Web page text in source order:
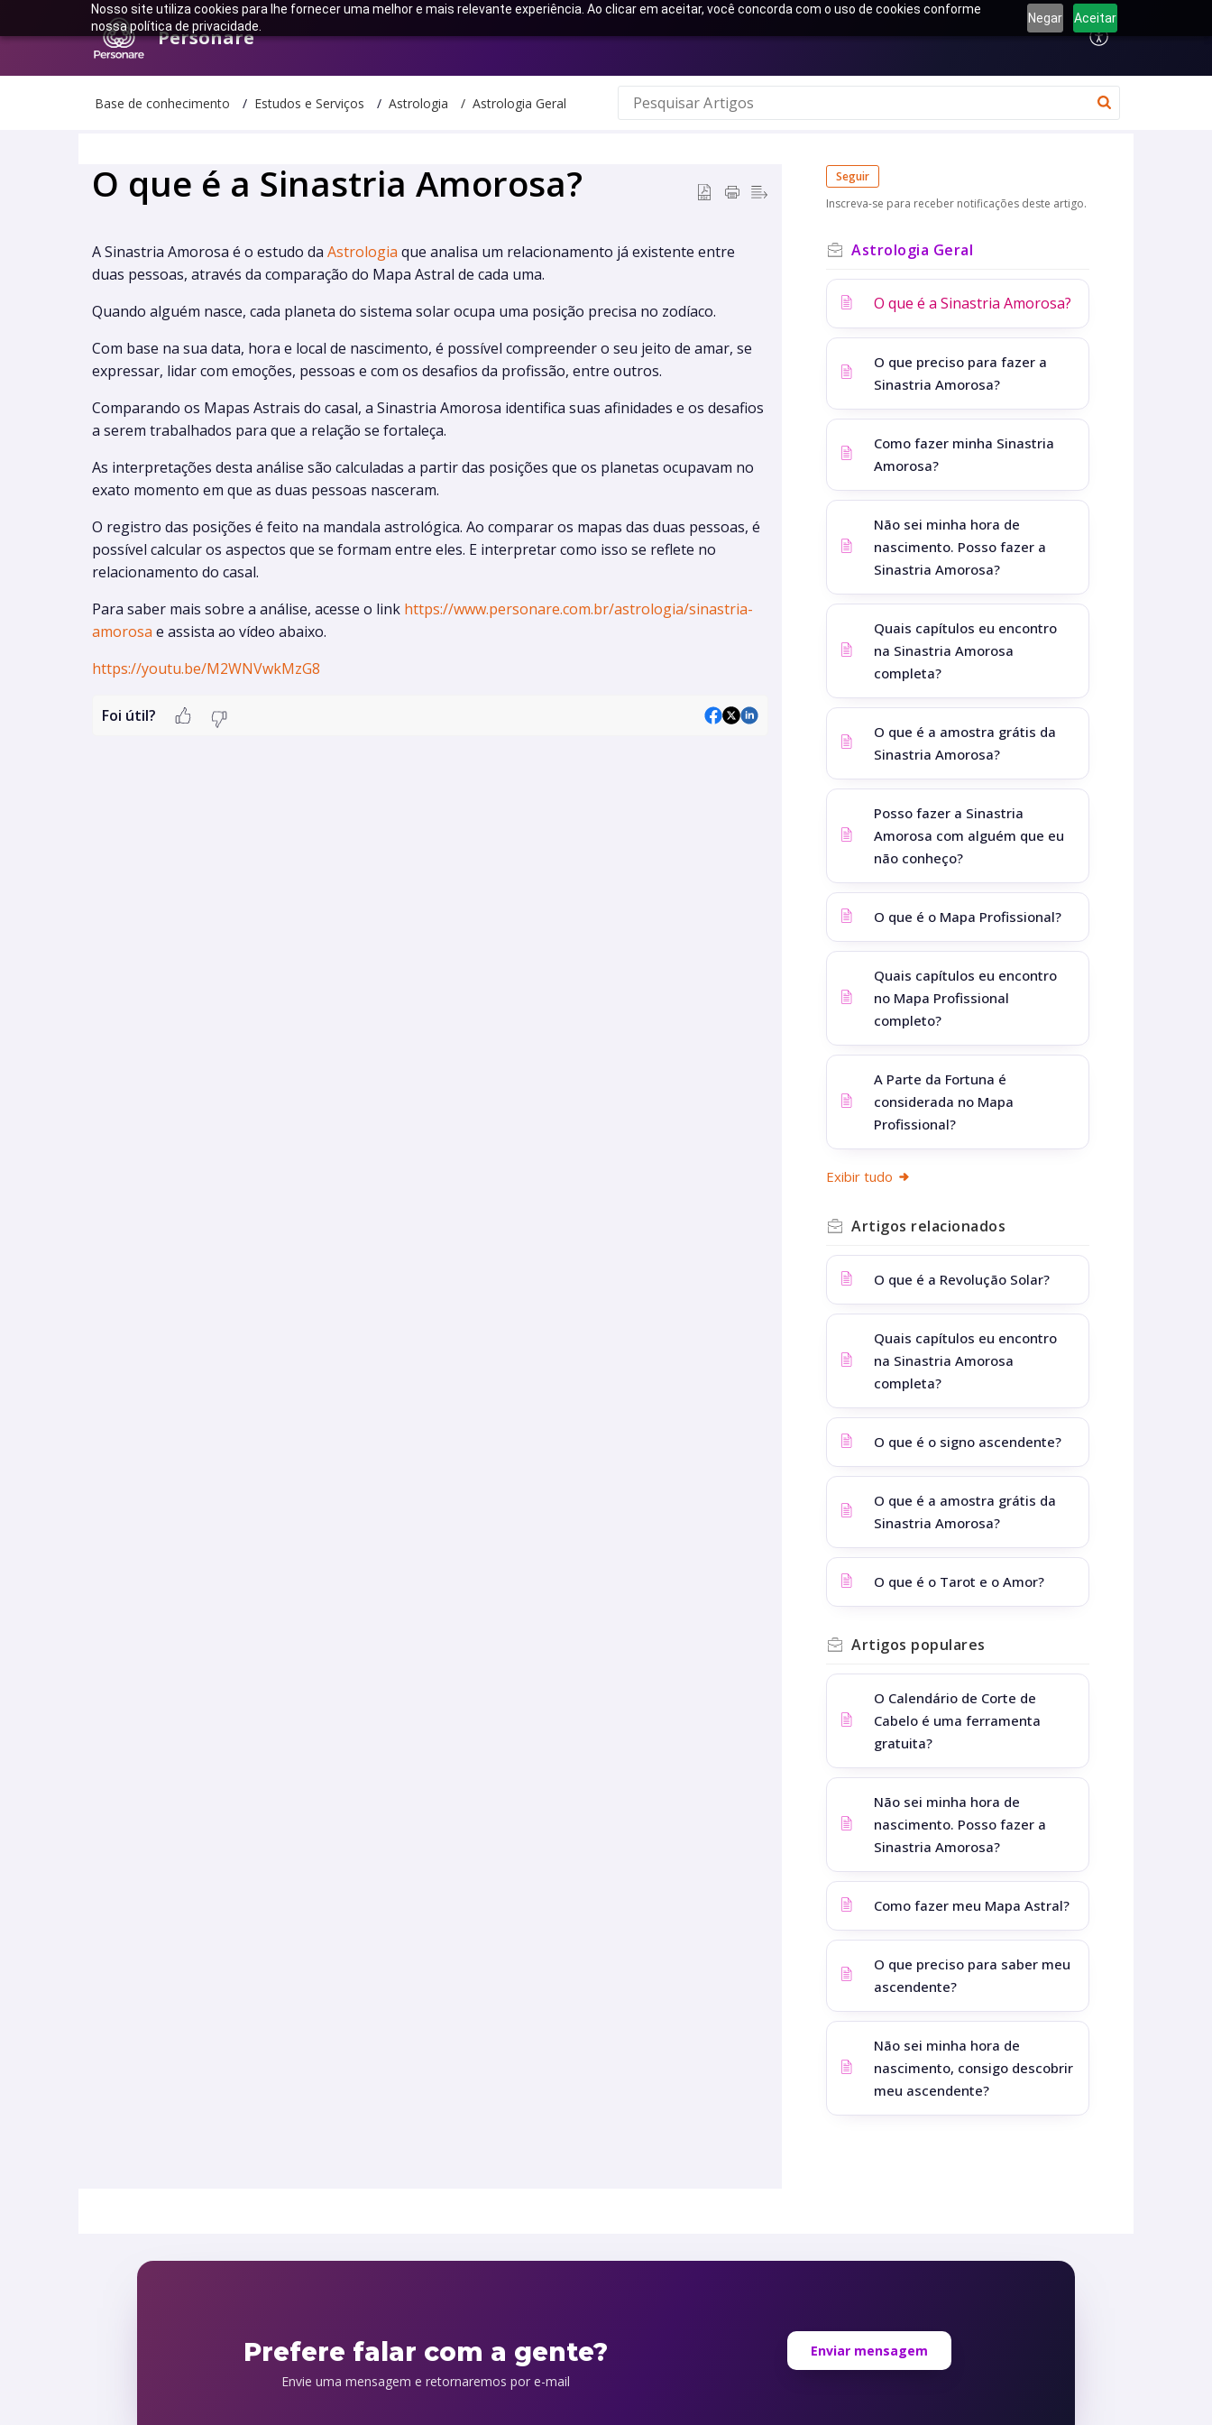
Nosso site utiliza cookies para lhe fornecer uma melhor e mais relevante experiência. Ao clicar em aceitar, você concorda com o uso de cookies conforme
nossa política de privacidade.
Negar Aceitar
Personare
Base de conhecimento Estudos e Serviços Astrologia Astrologia Geral
O que é a Sinastria Amorosa?
A Sinastria Amorosa é o estudo da Astrologia que analisa um relacionamento já existente entre
duas pessoas, através da comparação do Mapa Astral de cada uma.
Quando alguém nasce, cada planeta do sistema solar ocupa uma posição precisa no zodíaco.
Com base na sua data, hora e local de nascimento, é possível compreender o seu jeito de amar, se
expressar, lidar com emoções, pessoas e com os desafios da profissão, entre outros.
Comparando os Mapas Astrais do casal, a Sinastria Amorosa identifica suas afinidades e os desafios
a serem trabalhados para que a relação se fortaleça.
As interpretações desta análise são calculadas a partir das posições que os planetas ocupavam no
exato momento em que as duas pessoas nasceram.
O registro das posições é feito na mandala astrológica. Ao comparar os mapas das duas pessoas, é
possível calcular os aspectos que se formam entre eles. E interpretar como isso se reflete no
relacionamento do casal.
Para saber mais sobre a análise, acesse o link https://www.personare.com.br/astrologia/sinastria-
amorosa e assista ao vídeo abaixo.
https://youtu.be/M2WNVwkMzG8
Foi útil?
Seguir
Inscreva-se para receber notificações deste artigo.
Astrologia Geral
O que é a Sinastria Amorosa?
O que preciso para fazer a
Sinastria Amorosa?
Como fazer minha Sinastria
Amorosa?
Não sei minha hora de
nascimento. Posso fazer a
Sinastria Amorosa?
Quais capítulos eu encontro
na Sinastria Amorosa
completa?
O que é a amostra grátis da
Sinastria Amorosa?
Posso fazer a Sinastria
Amorosa com alguém que eu
não conheço?
O que é o Mapa Profissional?
Quais capítulos eu encontro
no Mapa Profissional
completo?
A Parte da Fortuna é
considerada no Mapa
Profissional?
Exibir tudo
Artigos relacionados
O que é a Revolução Solar?
Quais capítulos eu encontro
na Sinastria Amorosa
completa?
O que é o signo ascendente?
O que é a amostra grátis da
Sinastria Amorosa?
O que é o Tarot e o Amor?
Artigos populares
O Calendário de Corte de
Cabelo é uma ferramenta
gratuita?
Não sei minha hora de
nascimento. Posso fazer a
Sinastria Amorosa?
Como fazer meu Mapa Astral?
O que preciso para saber meu
ascendente?
Não sei minha hora de
nascimento, consigo descobrir
meu ascendente?